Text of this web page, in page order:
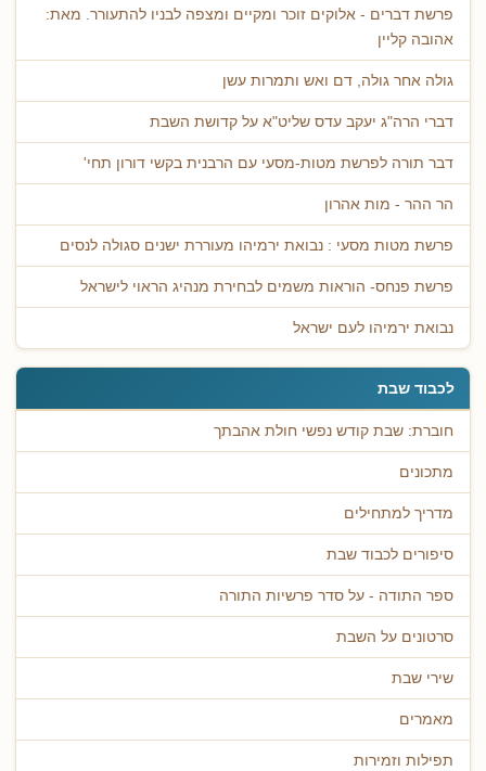
פרשת דברים - אלוקים זוכר ומקיים ומצפה לבניו להתעורר. מאת:
אהובה קליין
גולה אחר גולה, דם ואש ותמרות עשן
דברי הרה"ג יעקב עדס שליט"א על קדושת השבת
דבר תורה לפרשת מטות-מסעי עם הרבנית בקשי דורון תחי'
הר ההר - מות אהרון
פרשת מטות מסעי : נבואת ירמיהו מעוררת ישנים סגולה לנסים
פרשת פנחס- הוראות משמים לבחירת מנהיג הראוי לישראל
נבואת ירמיהו לעם ישראל
לכבוד שבת
חוברת: שבת קודש נפשי חולת אהבתך
מתכונים
מדריך למתחילים
סיפורים לכבוד שבת
ספר התודה - על סדר פרשיות התורה
סרטונים על השבת
שירי שבת
מאמרים
תפילות וזמירות